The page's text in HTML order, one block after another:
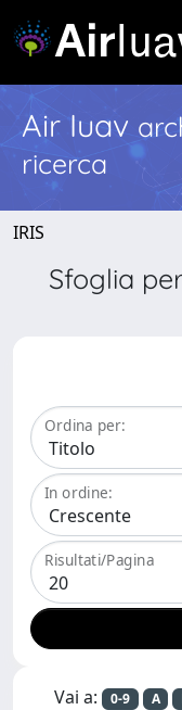
Air Iuav
ricerca
IRIS
Sfoglia
Ordina per:
In ordine:
Risultati/Pagina
Vai a: 0-9 A